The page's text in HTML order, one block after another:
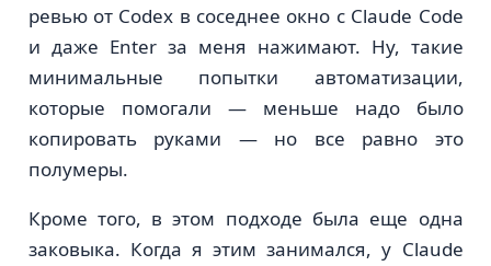
ревью от Codex в соседнее окно с Claude Code
и даже Enter за меня нажимают. Ну, такие
минимальные попытки автоматизации,
которые помогали — меньше надо было
копировать руками — но все равно это
полумеры.
Кроме того, в этом подходе была еще одна
заковыка. Когда я этим занимался, у Claude